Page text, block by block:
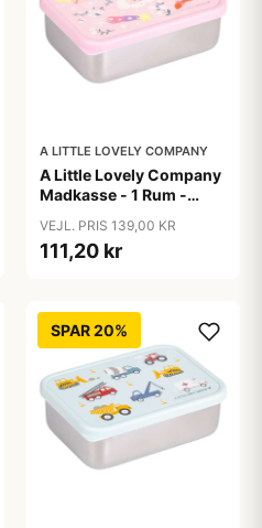
A LITTLE LOVELY COMPANY
A Little Lovely Company
Madkasse - 1 Rum -
Princesses
VEJL. PRIS 139,00 KR
111,20 kr
SPAR 20%